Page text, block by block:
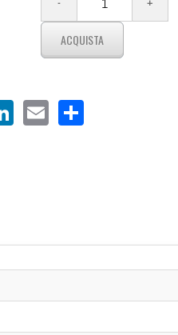
LinkedIn
EmailShare